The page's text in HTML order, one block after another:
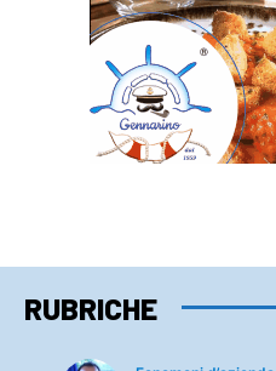
RUBRICHE